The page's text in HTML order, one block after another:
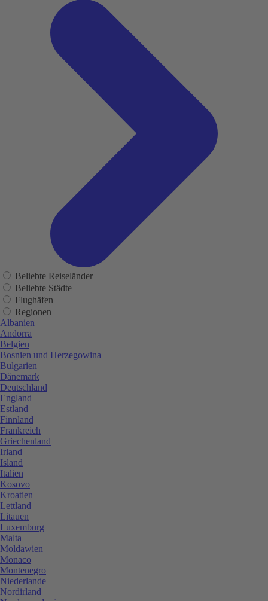
Beliebte Reiseländer
Beliebte Städte
Flughäfen
Regionen
Albanien
Andorra
Belgien
Bosnien und Herzegowina
Bulgarien
Dänemark
Deutschland
England
Estland
Finnland
Frankreich
Griechenland
Irland
Island
Italien
Kosovo
Kroatien
Lettland
Litauen
Luxemburg
Malta
Moldawien
Monaco
Montenegro
Niederlande
Nordirland